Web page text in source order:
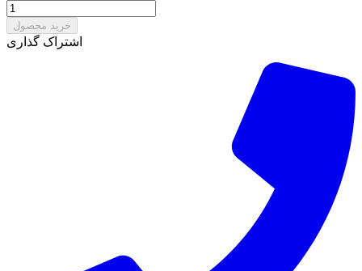
خرید محصول
اشتراک گذاری